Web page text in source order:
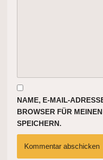
NAME, E-MAIL-
BROWSER FÜR
SPEICHERN.